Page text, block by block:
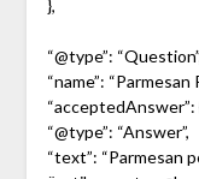
},
“@type”:
“name”:
“acceptedAnswer”:
“@type”: “Answer”,
“text”: “Parmesan